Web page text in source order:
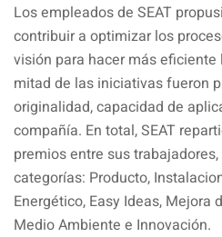
Los empleados de SEAT
contribuir a optimizar los
visión para hacer más eficiente
mitad de las iniciativas fueron
originalidad, capacidad de
compañía. En total, SEAT
premios entre sus
categorías: Producto,
Energético, Easy Ideas, Mejora
Medio Ambiente e Innovación.